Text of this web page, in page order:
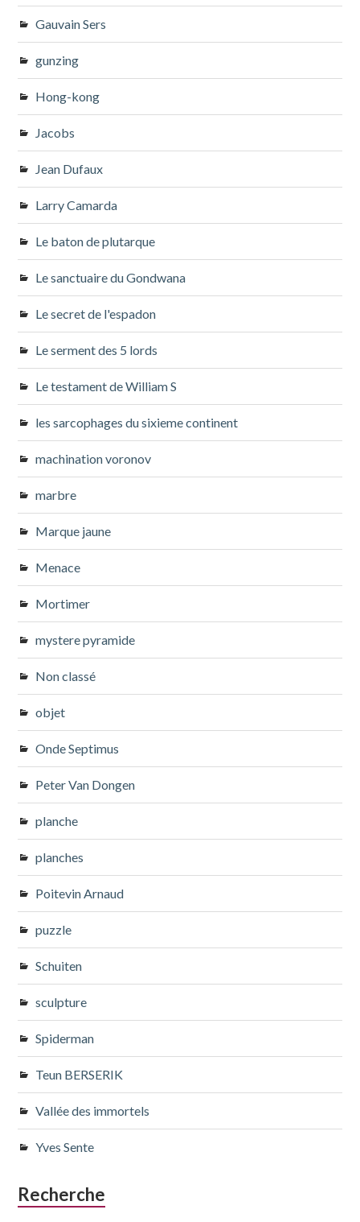
Gauvain Sers
gunzing
Hong-kong
Jacobs
Jean Dufaux
Larry Camarda
Le baton de plutarque
Le sanctuaire du Gondwana
Le secret de l'espadon
Le serment des 5 lords
Le testament de William S
les sarcophages du sixieme continent
machination voronov
marbre
Marque jaune
Menace
Mortimer
mystere pyramide
Non classé
objet
Onde Septimus
Peter Van Dongen
planche
planches
Poitevin Arnaud
puzzle
Schuiten
sculpture
Spiderman
Teun BERSERIK
Vallée des immortels
Yves Sente
Recherche